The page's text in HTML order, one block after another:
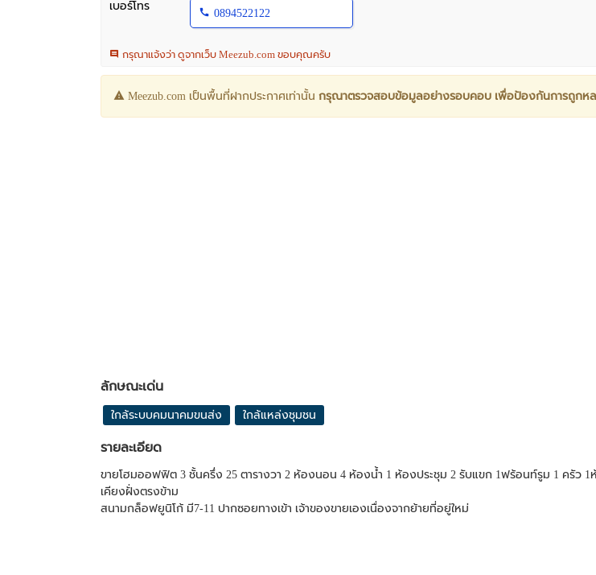
เบอร์โทร
0894522122
กรุณาแจ้งว่า ดูจากเว็บ Meezub.com ขอบคุณครับ
Meezub.com เป็นพื้นที่ฝากประกาศเท่านั้น กรุณาตรวจสอบข้อมูลอย่างรอบคอบ เพื่อป้องกันการถูกห
ลักษณะเด่น
ใกล้ระบบคมนาคมขนส่ง ใกล้แหล่งชุมชน
รายละเอียด
ขายโฮมออฟฟิต 3 ชั้นครึ่ง 25 ตารางวา 2 ห้องนอน 4 ห้องน้ำ 1 ห้องประชุม 2 รับแขก 1ฟร้อนท์รูม 1 ครัว 1
เคียงฝั่งตรงข้าม
สนามกล็อฟยูนิโก้ มี7-11 ปากซอยทางเข้า เจ้าของขายเองเนื่องจากย้ายที่อยู่ใหม่